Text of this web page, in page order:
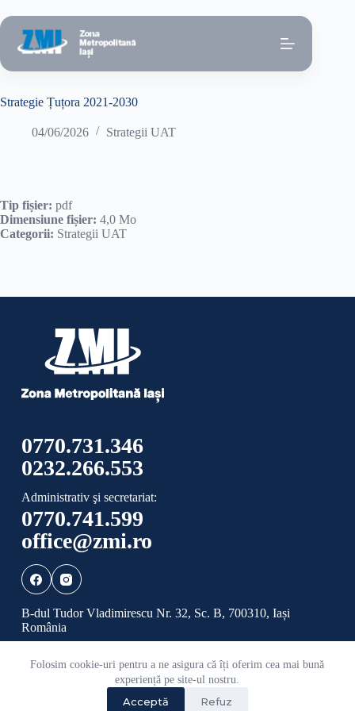
la
conținut
Folosim cookie-uri pentru a ne asigura că îți oferim cea mai bună
experiență pe site-ul nostru.
Acceptă Refuz
Strategie Țuțora 2021-2030
04/06/2026 Strategii UAT
Tip fișier: pdf
Dimensiune fișier: 4,0 Mo
Categorii: Strategii UAT
0770.731.346
0232.266.553
Administrativ şi secretariat:
0770.741.599
office@zmi.ro
B-dul Tudor Vladimirescu Nr. 32, Sc. B, 700310, Iași
România
2026 Toate drepturile rezervate ADI ZONA
Politică de confidențialitate